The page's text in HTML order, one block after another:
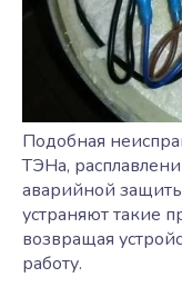
Подобная
ТЭНа,
аварийной
устраняют такие
возвращая
работу.